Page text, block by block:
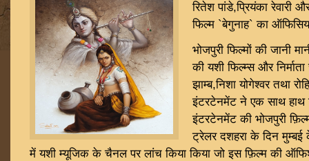
रितेश पांडे,प्रियंका रेवारी
फिल्म `बेगुनाह` का
भोजपुरी फिल्मों की जानी
की यशी फिल्म्स और
झाम्ब,निशा योगेश्वर तथा
इंटरटेनमेंट ने एक साथ हाथ
इंटरटेनमेंट की भोजपुरी
ट्रेलर दशहरा के दिन मुम्बई
में यशी म्यूजिक के चैनल पर लांच किया किया जो इस फ़िल्म की